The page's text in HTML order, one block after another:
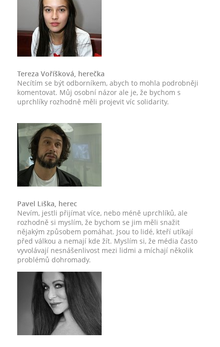
Tereza Voříšková, herečka
Necítím se být odborníkem, abych to mohla podrobněji
komentovat. Můj osobní názor ale je, že bychom s
uprchlíky rozhodně měli projevit víc solidarity.
Pavel Liška, herec
Nevím, jestli přijímat více, nebo méně uprchlíků, ale
rozhodně si myslím, že bychom se jim měli snažit
nějakým způsobem pomáhat. Jsou to lidé, kteří utíkají
před válkou a nemají kde žít. Myslím si, že média často
vyvolávají nesnášenlivost mezi lidmi a míchají několik
problémů dohromady.